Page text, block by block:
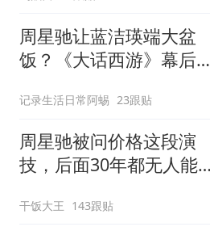
周星驰让蓝洁瑛端大盆
饭？《大话西游》幕后故
记录生活日常阿蜴 23跟贴
周星驰被问价格这段演
技，后面30年都无人能
干饭大王 143跟贴